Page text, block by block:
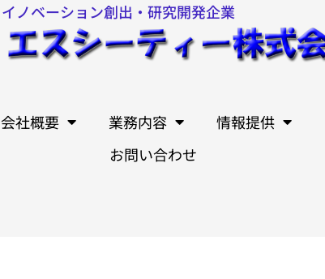
イノベーション創出・研究開発企業
会社概要 業務内容 情報提供
お問い合わせ